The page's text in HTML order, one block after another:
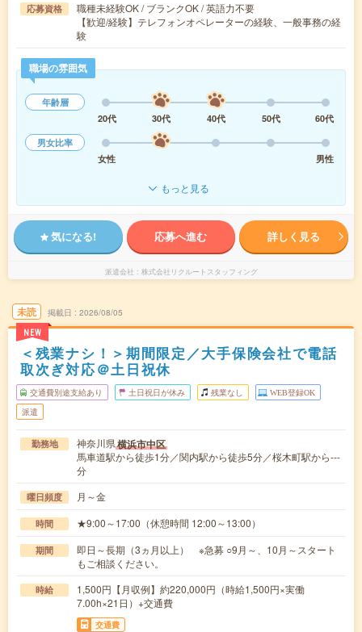
応募資格
職種未経験OK / ブランクOK / 英語力不要
【歓迎/経験】テレフォンオペレーターの経験、一般事務の経
験
職場の雰囲気
年齢層
20代
30代 40代 50代
60代
男女比率
女性
男性
もっと見る
気になる! 応募へ進む 詳しく見る
派遣会社 株式会社リクルートスタッフィング
未読
NEW
掲載日 2026/08/05
＜残業ナシ！＞期間限定／大手保険会社で電話
取次ぎ対応＠土日祝休
交通費別途支給あり 土日祝日が休み 残業なし WEB登録OK
派遣
勤務地 神奈川県横浜市中区
馬車道駅から徒歩1分／関内駅から徒歩5分／桜木町駅から---
分
曜日頻度 月～金
時間 ★9:00～17:00（休憩時間 12:00～13:00）
期間
即日～長期（3ヵ月以上） ※急募 ○9月～、10月～スタート
もご相談ください。
時給
1,500円【月収例】約220,000円（時給1,500円×実働
7.00h×21日）+交通費
交通費